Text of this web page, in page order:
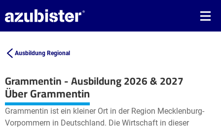
Ausbildung Regional
Grammentin - Ausbildung 2026 & 2027
+
−
Leaflet| ©OpenStreetMap2
Über Grammentin
Grammentin ist ein kleiner Ort in der Region Mecklenburg-
Vorpommern in Deutschland. Die Wirtschaft in dieser